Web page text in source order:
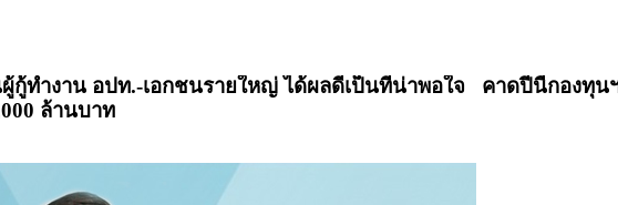
ผู้กู้ทำงาน อปท.-เอกชนรายใหญ่ ได้ผลดีเป็นที่น่าพอใจ คาดปีนี้กองทุน
ล้านบาท